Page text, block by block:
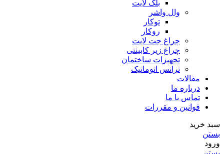
بلک لایت
وال واشر
توکار
روکار
چراغ جت لایت
چراغ زیر کابینتی
تجهیزات ساختمان
ترانس اتوماتیک
مقالات
درباره ما
تماس با ما
قوانین و مقررات
سبد خرید
بستن
ورود